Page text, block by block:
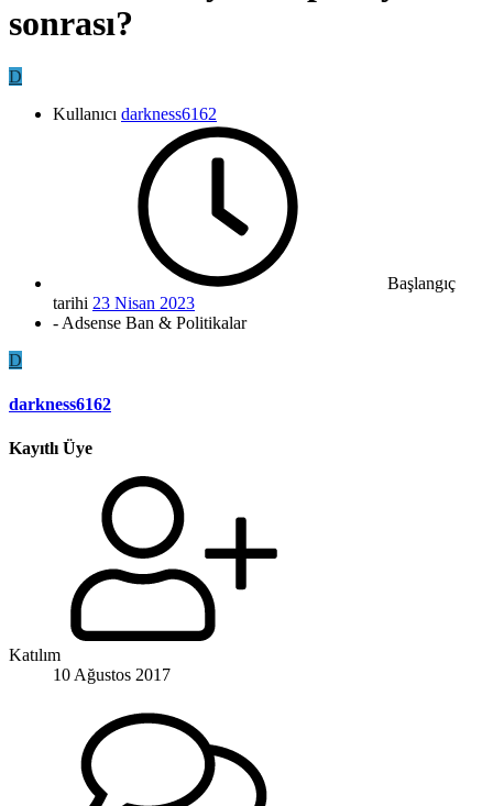
sonrası?
D
Kullanıcı darkness6162
Başlangıç
tarihi 23 Nisan 2023
- Adsense Ban & Politikalar
D
darkness6162
Kayıtlı Üye
Katılım
10 Ağustos 2017